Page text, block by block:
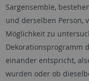
Sargensemble,
und derselben Person,
Möglichkeit zu
Dekorationsprogramm
einander entspricht,
wurden oder ob